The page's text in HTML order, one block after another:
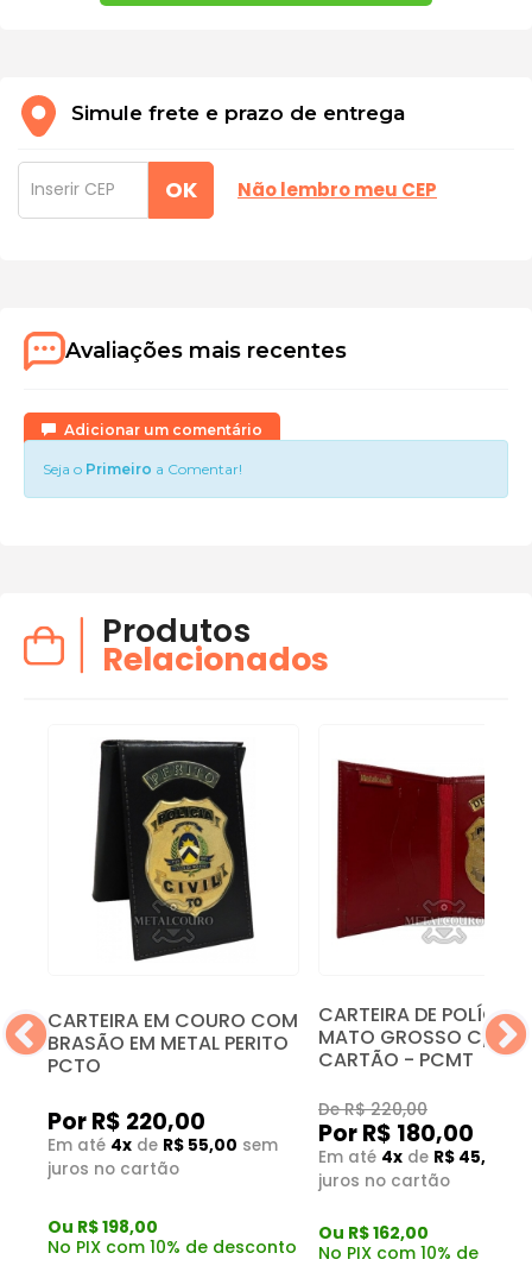
Simule frete e prazo de entrega
OK Não lembro meu CEP
Avaliações mais recentes
Adicionar um comentário
Seja o Primeiro a Comentar!
Produtos
Relacionados
CARTEIRA EM COURO COM
BRASÃO EM METAL PERITO
PCTO
Por R$ 220,00
Em até 4x de R$ 55,00 sem
juros no cartão
Ou R$ 198,00
No PIX com 10% de desconto
CARTEIRA DE POLÍCIA
MATO GROSSO C/
CARTÃO - PCMT
De R$ 220,00
Por R$ 180,00
Em até 4x de R$ 45,00
juros no cartão
Ou R$ 162,00
No PIX com 10% de